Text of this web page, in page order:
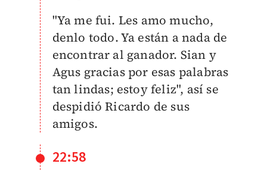
"Ya me fui. Les amo mucho,
denlo todo. Ya están a nada de
encontrar al ganador. Sian y
Agus gracias por esas palabras
tan lindas; estoy feliz", así se
despidió Ricardo de sus
amigos.
22:58